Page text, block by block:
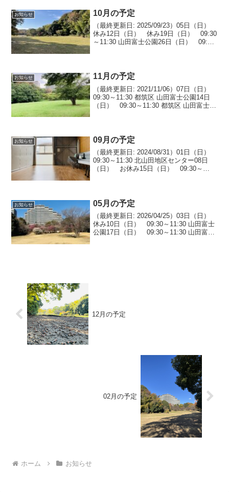
お知らせ 10月の予定
（最終更新日: 2025/09/23）05日（日）
休み12日（日） 休み19日（日） 09:30
～11:30 山田富士公園26日（日） 09:30
お知らせ 11月の予定
（最終更新日: 2021/11/06）07日（日）
09:30～11:30 都筑区 山田富士公園14日
（日） 09:30～11:30 都筑区 山田富士公
お知らせ 09月の予定
（最終更新日: 2024/08/31）01日（日）
09:30～11:30 北山田地区センター08日
（日） お休み15日（日） 09:30～
お知らせ 05月の予定
（最終更新日: 2026/04/25）03日（日）
休み10日（日） 09:30～11:30 山田富士
公園17日（日） 09:30～11:30 山田富士
12月の予定
02月の予定
ホーム お知らせ